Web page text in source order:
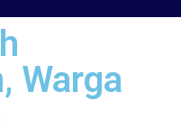
Warga